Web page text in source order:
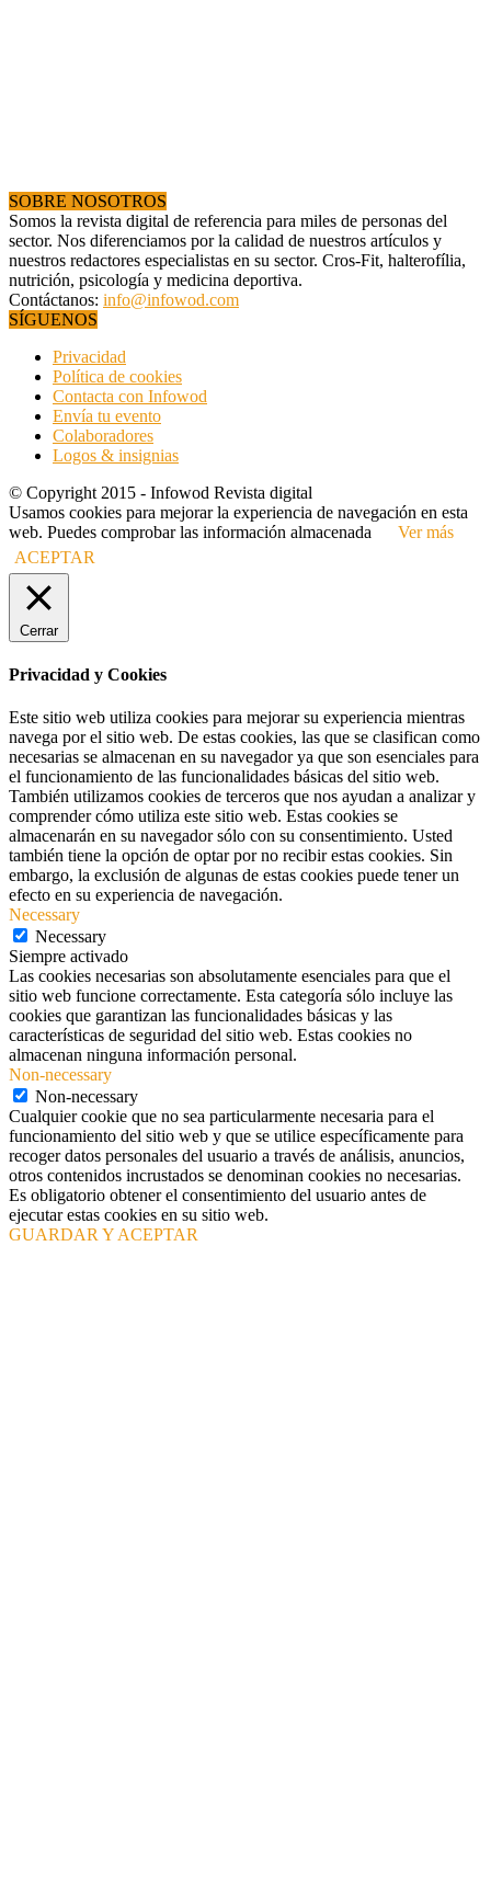
SOBRE NOSOTROS
Somos la revista digital de referencia para miles de personas del
sector. Nos diferenciamos por la calidad de nuestros artículos y
nuestros redactores especialistas en su sector. Cros-Fit, halterofília,
nutrición, psicología y medicina deportiva.
Contáctanos: info@infowod.com
SÍGUENOS
Privacidad
Política de cookies
Contacta con Infowod
Envía tu evento
Colaboradores
Logos & insignias
© Copyright 2015 - Infowod Revista digital
Usamos cookies para mejorar la experiencia de navegación en esta
web. Puedes comprobar las información almacenada
Ver más
ACEPTAR
Cerrar
Privacidad y Cookies
Este sitio web utiliza cookies para mejorar su experiencia mientras
navega por el sitio web. De estas cookies, las que se clasifican como
necesarias se almacenan en su navegador ya que son esenciales para
el funcionamiento de las funcionalidades básicas del sitio web.
También utilizamos cookies de terceros que nos ayudan a analizar y
comprender cómo utiliza este sitio web. Estas cookies se
almacenarán en su navegador sólo con su consentimiento. Usted
también tiene la opción de optar por no recibir estas cookies. Sin
embargo, la exclusión de algunas de estas cookies puede tener un
efecto en su experiencia de navegación.
Necessary
Necessary
Siempre activado
Las cookies necesarias son absolutamente esenciales para que el
sitio web funcione correctamente. Esta categoría sólo incluye las
cookies que garantizan las funcionalidades básicas y las
características de seguridad del sitio web. Estas cookies no
almacenan ninguna información personal.
Non-necessary
Non-necessary
Cualquier cookie que no sea particularmente necesaria para el
funcionamiento del sitio web y que se utilice específicamente para
recoger datos personales del usuario a través de análisis, anuncios,
otros contenidos incrustados se denominan cookies no necesarias.
Es obligatorio obtener el consentimiento del usuario antes de
ejecutar estas cookies en su sitio web.
GUARDAR Y ACEPTAR